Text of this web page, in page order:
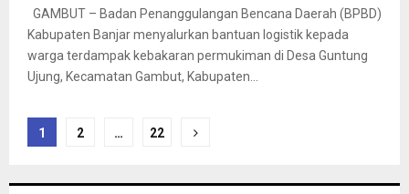
GAMBUT – Badan Penanggulangan Bencana Daerah (BPBD)
Kabupaten Banjar menyalurkan bantuan logistik kepada
warga terdampak kebakaran permukiman di Desa Guntung
Ujung, Kecamatan Gambut, Kabupaten...
Paginasi
1 2 … 22